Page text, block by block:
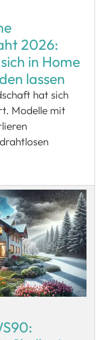
2026:
in Home
lassen
hat sich
Modelle mit